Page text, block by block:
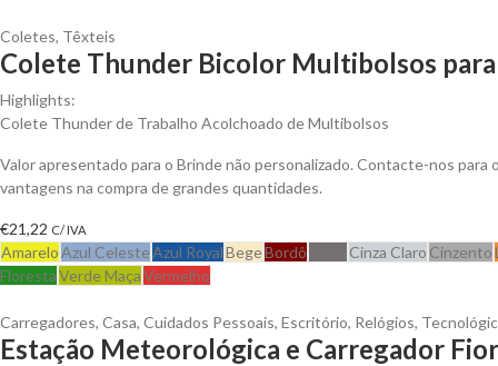
Coletes, Têxteis
Colete Thunder Bicolor Multibolsos
Highlights:
Colete Thunder de Trabalho Acolchoado de Multibolsos
Valor apresentado para o Brinde não personalizado. Contacte-nos para
vantagens na compra de grandes quantidades.
€21,22 C/ IVA
AmareloAzul CelesteAzul RoyalBegeBordô Cinza Claro Cinzento
FlorestaVerde MaçaVermelho
Carregadores, Casa, Cuidados Pessoais, Escritório, Relógios,
Estação Meteorológica e Carregador